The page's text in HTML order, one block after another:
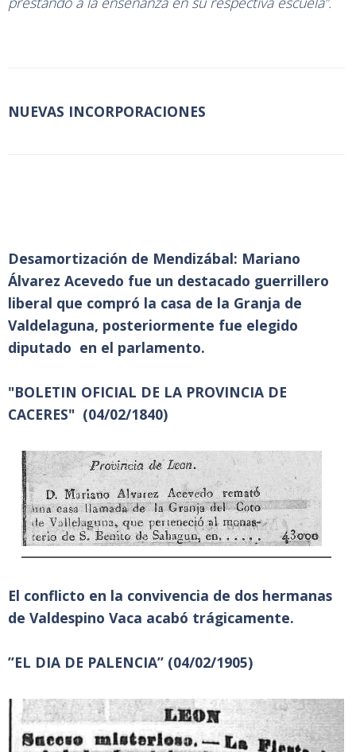
NUEVAS INCORPORACIONES
Desamortización de Mendizábal: Mariano
Álvarez Acevedo fue un destacado guerrillero
liberal que compró la casa de la Granja de
Valdelaguna, posteriormente fue elegido
diputado en el parlamento.
"BOLETIN OFICIAL DE LA PROVINCIA DE
CACERES" (04/02/1840)
El conflicto en la convivencia de dos hermanas
de Valdespino Vaca acabó trágicamente.
”EL DIA DE PALENCIA” (04/02/1905)